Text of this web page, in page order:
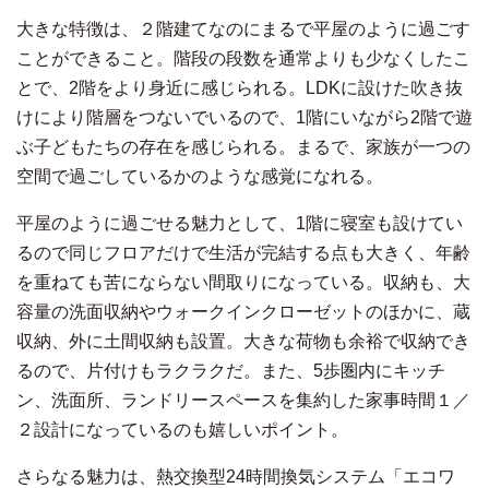
大きな特徴は、２階建てなのにまるで平屋のように過ごす
ことができること。階段の段数を通常よりも少なくしたこ
とで、2階をより身近に感じられる。LDKに設けた吹き抜
けにより階層をつないでいるので、1階にいながら2階で遊
ぶ子どもたちの存在を感じられる。まるで、家族が一つの
空間で過ごしているかのような感覚になれる。
平屋のように過ごせる魅力として、1階に寝室も設けてい
るので同じフロアだけで生活が完結する点も大きく、年齢
を重ねても苦にならない間取りになっている。収納も、大
容量の洗面収納やウォークインクローゼットのほかに、蔵
収納、外に土間収納も設置。大きな荷物も余裕で収納でき
るので、片付けもラクラクだ。また、5歩圏内にキッチ
ン、洗面所、ランドリースペースを集約した家事時間１／
２設計になっているのも嬉しいポイント。
さらなる魅力は、熱交換型24時間換気システム「エコワ